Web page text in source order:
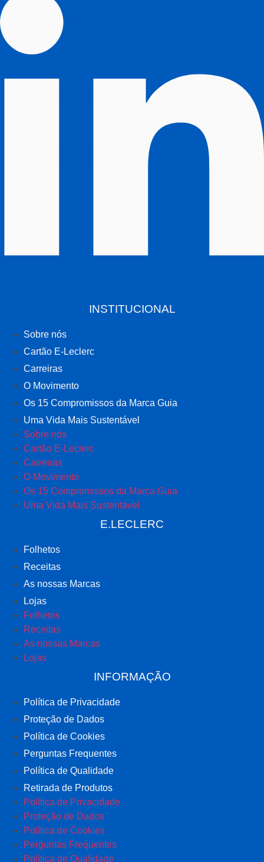
INSTITUCIONAL
Sobre nós
Cartão E-Leclerc
Carreiras
O Movimento
Os 15 Compromissos da Marca Guia
Uma Vida Mais Sustentável
Sobre nós
Cartão E-Leclerc
Carreiras
O Movimento
Os 15 Compromissos da Marca Guia
Uma Vida Mais Sustentável
E.LECLERC
Folhetos
Receitas
As nossas Marcas
Lojas
Folhetos
Receitas
As nossas Marcas
Lojas
INFORMAÇÃO
Política de Privacidade
Proteção de Dados
Política de Cookies
Perguntas Frequentes
Política de Qualidade
Retirada de Produtos
Política de Privacidade
Proteção de Dados
Política de Cookies
Perguntas Frequentes
Política de Qualidade